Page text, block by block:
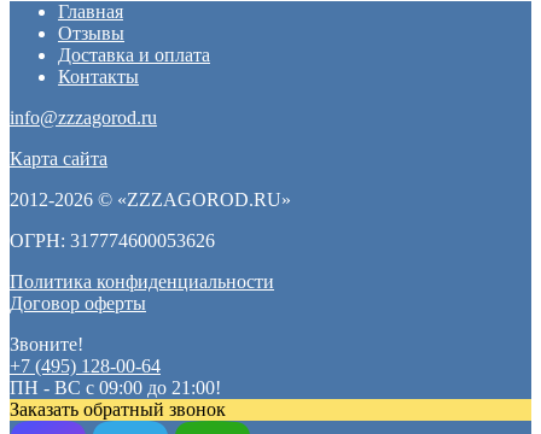
Главная
Отзывы
Доставка и оплата
Контакты
info@zzzagorod.ru
Карта сайта
2012-2026 © «ZZZAGOROD.RU»
ОГРН: 317774600053626
Политика конфиденциальности
Договор оферты
Звоните!
+7 (495) 128-00-64
ПН - ВС с 09:00 до 21:00!
Заказать обратный звонок